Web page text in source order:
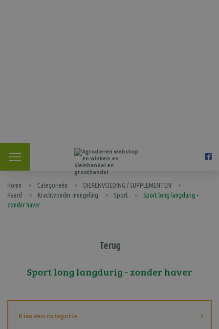
Home Categorieën
DIERENVOEDING / SUPPLEMENTEN
Paard
Krachtvoeder mengeling Sport
Sport long langdurig -
zonder haver
Terug
Sport long langdurig - zonder haver
Kies een categorie